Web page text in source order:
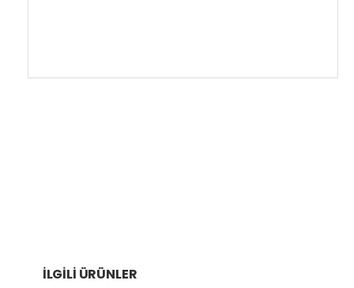
İLGILI ÜRÜNLER